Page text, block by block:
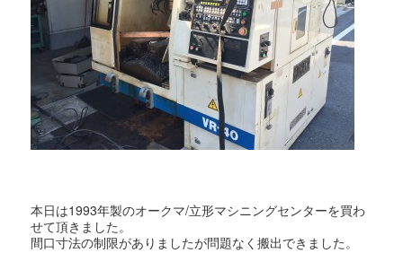
本日は1993年製のオークマ/立形マシニングセンターを買わ
せて頂きました。
間口寸法の制限がありましたが問題なく搬出できました。